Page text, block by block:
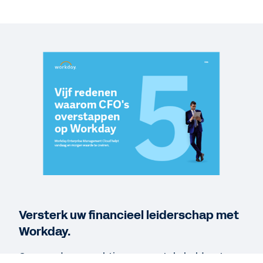
KORTE DEMO
Workday voor finance
Versterk uw financieel leiderschap met
Workday.
Om aan de verwachtingen van stakeholders te